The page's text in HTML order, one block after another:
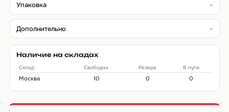
Упаковка
Дополнительно
Наличие на складах
Склад Свободно Резерв В пути
Москва 10 0 0